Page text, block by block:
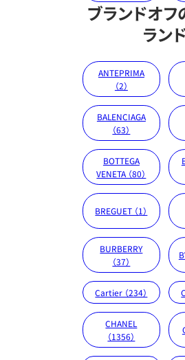
ブランドオ
ラン
ANTEPRIMA
（2）
BALENCIAGA
（63）
BOTTEGA
VENETA （80）
BREGUET （1）
BURBERRY
（37）
Cartier （234）
CHANEL
（1356）